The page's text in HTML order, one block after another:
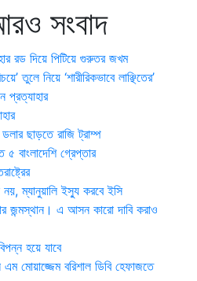
সংবাদ
রড দিয়ে পিটিয়ে গুরুতর জখম
তুলে নিয়ে ‘শারীরিকভাবে লাঞ্ছিতের’
ছাড়তে রাজি ট্রাম্প
বাংলাদেশি গ্রেপ্তার
নয়, ম্যানুয়ালি ইস্যু করবে ইসি
জন্মস্থান। এ আসন কারো দাবি করাও
হয়ে যাবে
মোয়াজ্জেম বরিশাল ডিবি হেফাজতে